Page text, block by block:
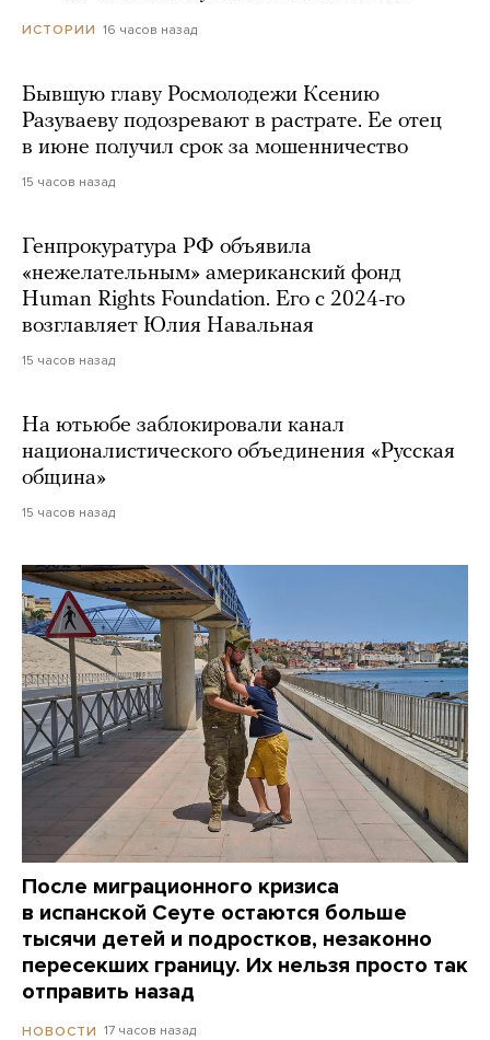
ИСТОРИИ 16 часов назад
Бывшую главу Росмолодежи Ксению
Разуваеву подозревают в растрате. Ее отец
в июне получил срок за мошенничество
15 часов назад
Генпрокуратура РФ объявила
«нежелательным» американский фонд
Human Rights Foundation. Его с 2024-го
возглавляет Юлия Навальная
15 часов назад
На ютьюбе заблокировали канал
националистического объединения «Русская
община»
15 часов назад
После миграционного кризиса
в испанской Сеуте остаются больше
тысячи детей и подростков, незаконно
пересекших границу. Их нельзя просто так
отправить назад
НОВОСТИ 17 часов назад